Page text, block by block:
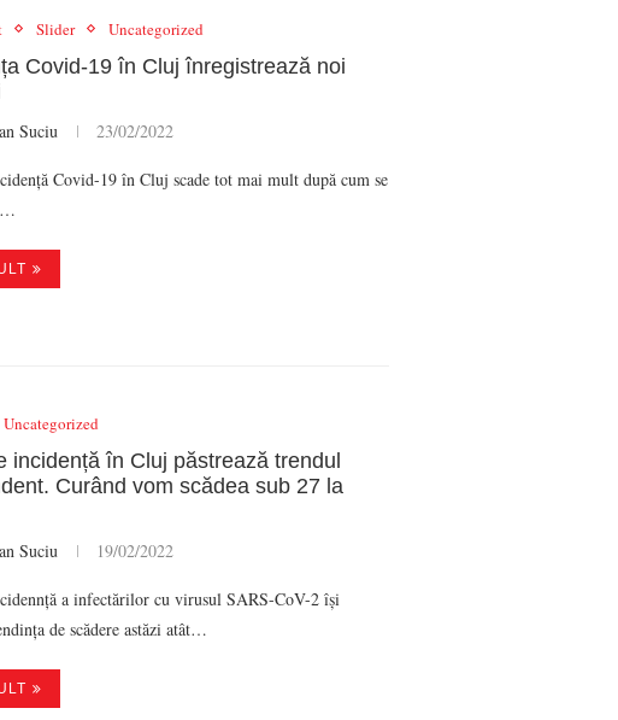
Slider Uncategorized
Covid-19 în Cluj înregistrează noi
Suciu 23/02/2022
Covid-19 în Cluj scade tot mai mult după cum se
Uncategorized
incidență în Cluj păstrează trendul
Curând vom scădea sub 27 la
Suciu 19/02/2022
a infectărilor cu virusul SARS-CoV-2 își
de scădere astăzi atât…